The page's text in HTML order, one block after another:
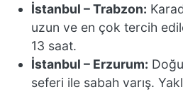
İstanbul – Trabzon:
uzun ve en çok tercih
13 saat.
İstanbul – Erzurum:
seferi ile sabah varış.